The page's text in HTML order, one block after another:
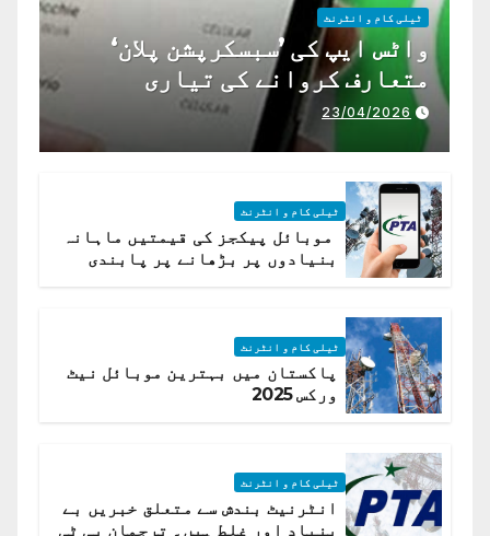
ٹیلی کام و انٹرنٹ
واٹس ایپ کی ’سبسکرپشن پلان‘
متعارف کروانے کی تیاری
23/04/2026
ٹیلی کام و انٹرنٹ
موبائل پیکجز کی قیمتیں ماہانہ
بنیادوں پر بڑھانے پر پابندی
ٹیلی کام و انٹرنٹ
پاکستان میں بہترین موبائل نیٹ
ورکس 2025
ٹیلی کام و انٹرنٹ
انٹرنیٹ بندش سے متعلق خبریں بے
بنیاد اور غلط ہیں۔ ترجمان پی ٹی